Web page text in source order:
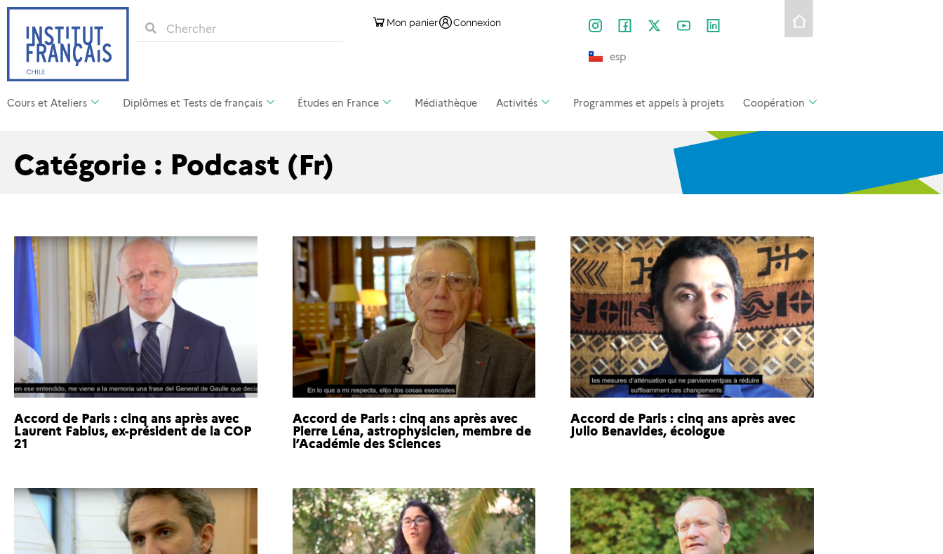
Mon panier Connexion
esp
Cours et Ateliers Diplômes et Tests de français Études en France Médiathèque Activités Programmes et appels à projets Coopération
Catégorie : Podcast (Fr)
Accord de Paris : cinq ans après avec
Laurent Fabius, ex-président de la COP
21
Accord de Paris : cinq ans après avec
Pierre Léna, astrophysicien, membre de
l’Académie des Sciences
Accord de Paris : cinq ans après avec
Julio Benavides, écologue